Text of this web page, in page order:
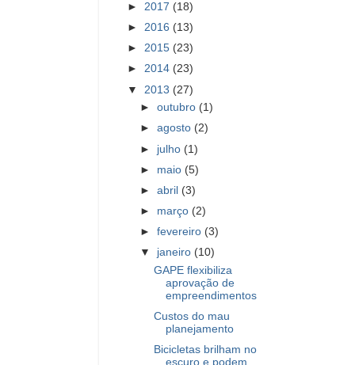
► 2017 (18)
► 2016 (13)
► 2015 (23)
► 2014 (23)
▼ 2013 (27)
►outubro (1)
►agosto (2)
► julho (1)
► maio (5)
►abril (3)
► março (2)
►fevereiro (3)
▼ janeiro (10)
GAPE flexibiliza
aprovação de
empreendimentos
Custos do mau
planejamento
Bicicletas brilham no
escuro e podem